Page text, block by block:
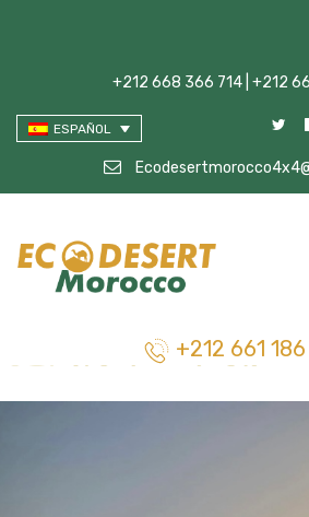
+212 668 366 714 | +212
ESPAÑOL
+212 661